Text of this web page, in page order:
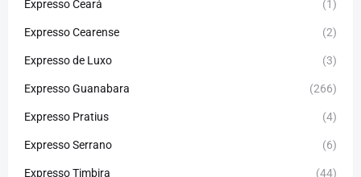
Expresso Ceará (1)
Expresso Cearense (2)
Expresso de Luxo (3)
Expresso Guanabara (266)
Expresso Pratius (4)
Expresso Serrano (6)
Expresso Timbira (44)